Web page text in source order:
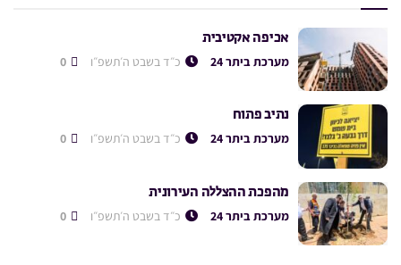
אכיפה אקטיבית
מערכת ביתר 24 כ״ד בשבט ה׳תשפ״ו
נתיב פתוח
מערכת ביתר 24 כ״ד בשבט ה׳תשפ״ו
מהפכת ההצללה העירונית
מערכת ביתר 24 כ״ד בשבט ה׳תשפ״ו